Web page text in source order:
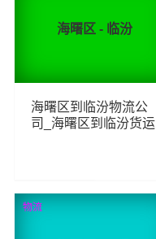
海曙区 - 临汾
海曙区到临汾物流公
司_海曙区到临汾货运
146 查看详细
物流